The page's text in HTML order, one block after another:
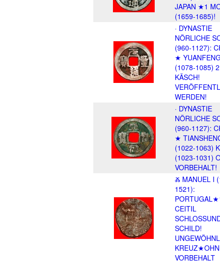
JAPAN ★1
(1659-1685)!
· DYNASTIE
NÖRLICHE
(960-1127):
★
(1078-1085) 2
KÄSCH!
WERDEN!
· DYNASTIE
NÖRLICHE
(960-1127):
★
(1022-1063)
(1023-1031)
VORBEHALT!
Ⰶ MANUEL I
1521):
CEITIL
SCHILD!
VORBEHALT